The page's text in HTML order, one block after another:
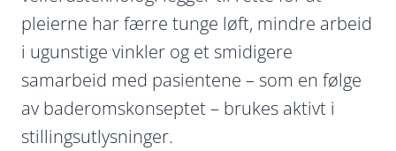
pleierne har færre tunge løft, mindre arbeid
i ugunstige vinkler og et smidigere
samarbeid med pasientene – som en følge
av baderomskonseptet – brukes aktivt i
stillingsutlysninger.